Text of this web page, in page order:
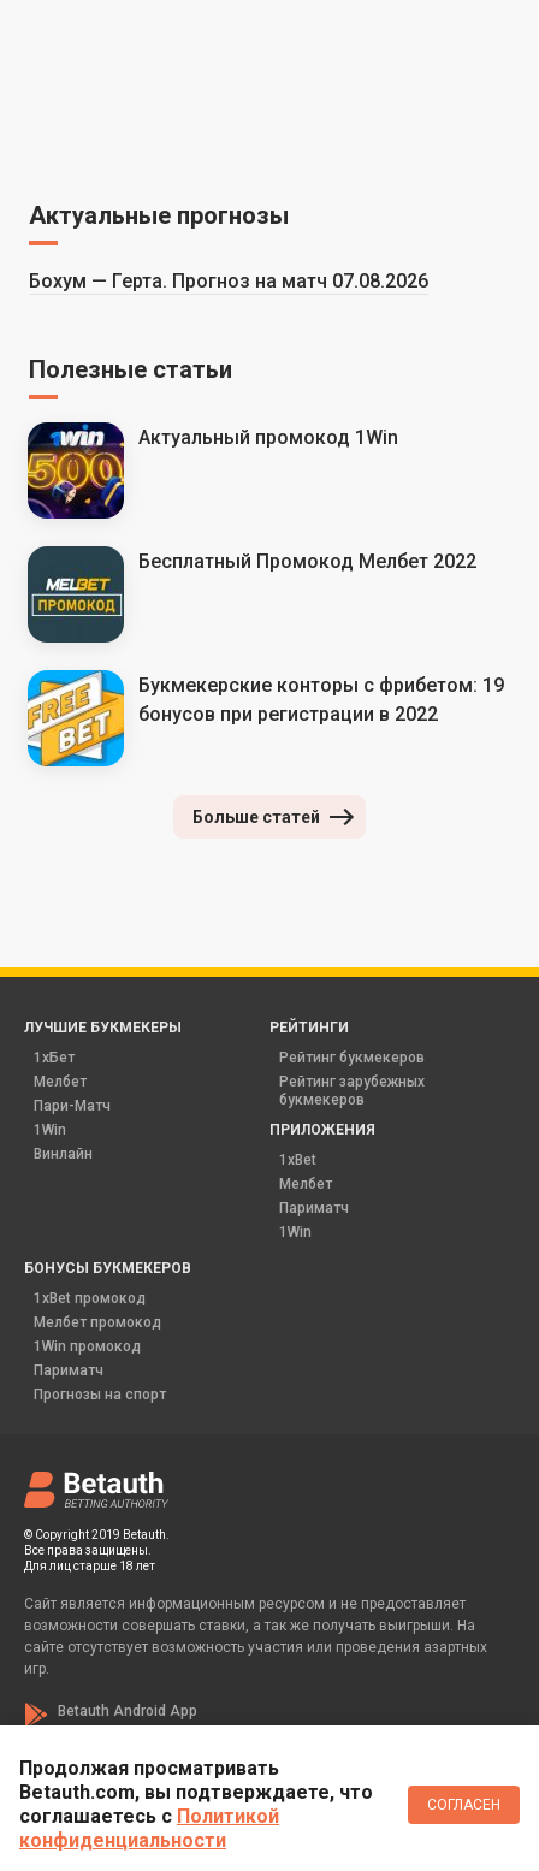
Актуальные прогнозы
Бохум — Герта. Прогноз на матч 07.08.2026
Полезные статьи
Актуальный промокод 1Win
Бесплатный Промокод Мелбет 2022
Букмекерские конторы с фрибетом: 19
бонусов при регистрации в 2022
Больше статей
Продолжая просматривать
Betauth.com, вы подтверждаете, что
соглашаетесь c Политикой
конфиденциальности
СОГЛАСЕН
© Copyright 2019 Betauth.
Все права защищены.
Для лиц старше 18 лет
Сайт является информационным ресурсом и не предоставляет
возможности совершать ставки, а так же получать выигрыши. На
сайте отсутствует возможность участия или проведения азартных
игр.
Betauth Android App
ЛУЧШИЕ БУКМЕКЕРЫ
1хБет
Мелбет
Пари-Матч
1Win
Винлайн
РЕЙТИНГИ
Рейтинг букмекеров
Рейтинг зарубежных
букмекеров
ПРИЛОЖЕНИЯ
1xBet
Мелбет
Париматч
1Win
БОНУСЫ БУКМЕКЕРОВ
1xBet промокод
Мелбет промокод
1Win промокод
Париматч
Прогнозы на спорт
Если вы заметили у себя признаки зависимости от азартных игр, вы
всегда можете обратиться за помощью к специалисту: